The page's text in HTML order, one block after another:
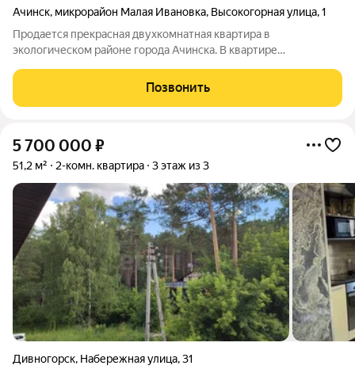
Ачинск, микрорайон Малая Ивановка, Высокогорная улица,1
Продается прекрасная двухкомнатная квартира в
экологическом районе города Ачинска. В квартире
втором этаже, очень теплая. Отопление центральное. Детей в
школу возит школьный автобус, в город по
Позвонить
5 700 000 ₽
51,2 м² 2-комн. квартира 3 этаж из 3
Дивногорск, Набережная улица,31